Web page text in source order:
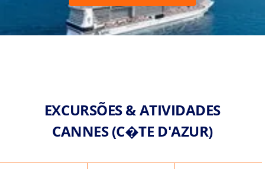
EXCURSÕES & ATIVIDADES
CANNES (C�TE D'AZUR)